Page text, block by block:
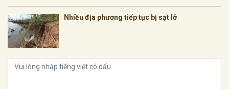
Nhiều địa phương tiếp tục bị sạt lở